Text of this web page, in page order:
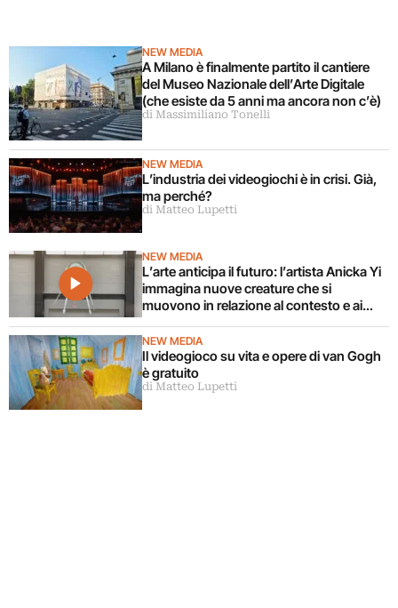
NEW MEDIA
A Milano è finalmente partito il cantiere
del Museo Nazionale dell’Arte Digitale
(che esiste da 5 anni ma ancora non c’è)
di Massimiliano Tonelli
NEW MEDIA
L’industria dei videogiochi è in crisi. Già,
ma perché?
di Matteo Lupetti
NEW MEDIA
L’arte anticipa il futuro: l’artista Anicka Yi
immagina nuove creature che si
muovono in relazione al contesto e ai
NEW MEDIA
Il videogioco su vita e opere di van Gogh
è gratuito
di Matteo Lupetti